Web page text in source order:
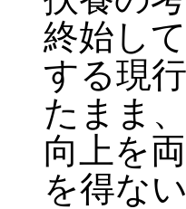
終始し
する現
たまま
向上を
を得ない